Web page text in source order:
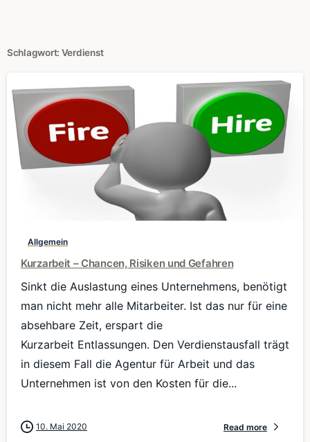
Schlagwort: Verdienst
Allgemein
Kurzarbeit – Chancen, Risiken und Gefahren
Sinkt die Auslastung eines Unternehmens, benötigt
man nicht mehr alle Mitarbeiter. Ist das nur für eine
absehbare Zeit, erspart die
Kurzarbeit Entlassungen. Den Verdienstausfall trägt
in diesem Fall die Agentur für Arbeit und das
Unternehmen ist von den Kosten für die...
10. Mai 2020 Read more